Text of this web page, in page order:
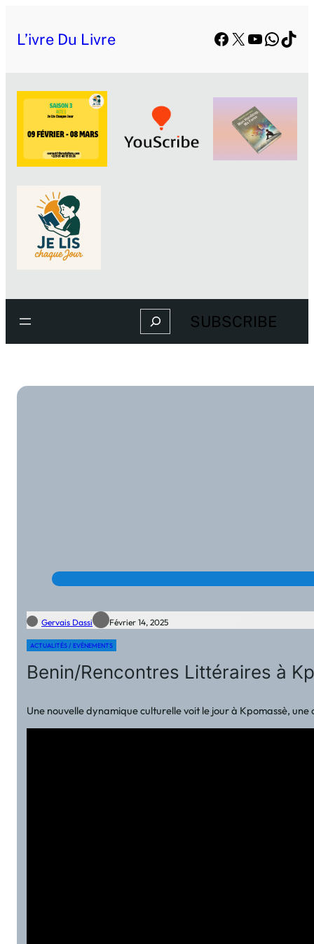
L’ivre Du Livre Facebook
X YouTube
Search SUBSCRIBE
Gervais Dassi Février 14, 2025
ACTUALITÉS / EVÉNEMENTS
Benin/Rencontres Littéraires à
Une nouvelle dynamique culturelle voit le jour à Kpomassè,